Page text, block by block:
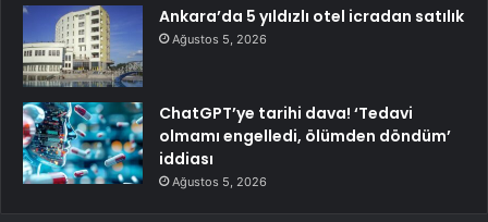
Ankara’da 5 yıldızlı otel icradan satılık
Ağustos 5, 2026
ChatGPT’ye tarihi dava! ‘Tedavi
olmamı engelledi, ölümden döndüm’
iddiası
Ağustos 5, 2026